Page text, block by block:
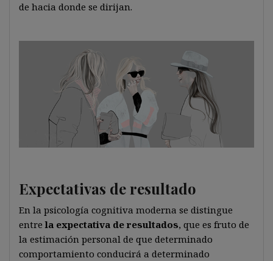
de hacia donde se dirijan.
Expectativas de resultado
En la psicología cognitiva moderna se distingue
entrela expectativa de resultados, que es fruto de
la estimación personal de que determinado
comportamiento conducirá a determinado